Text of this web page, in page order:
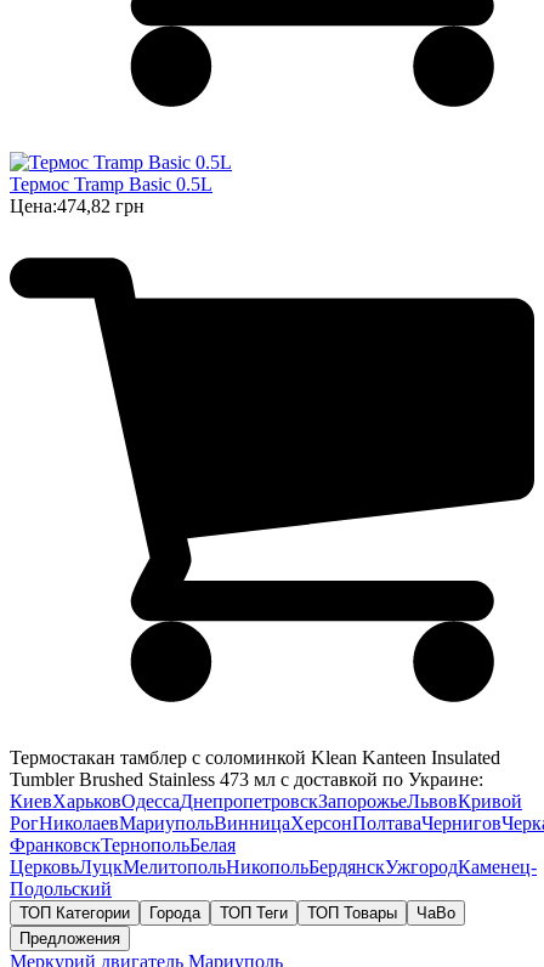
Термос Tramp Basic 0.5L
Цена:474,82 грн
Термостакан тамблер с соломинкой Klean Kanteen Insulated
Tumbler Brushed Stainless 473 мл с доставкой по Украине:
КиевХарьковОдессаДнепропетровскЗапорожьеЛьвовКривой
РогНиколаевМариупольВинницаХерсонПолтаваЧернигов
ФранковскТернопольБелая
ЦерковьЛуцкМелитопольНикопольБердянскУжгородКаменец-
Подольский
ТОП Категории Города ТОП Теги ТОП Товары
ЧаВо
Предложения
Меркурий двигатель Мариуполь